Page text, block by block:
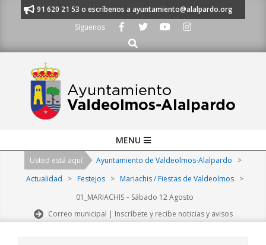
al 91 620 21 53 o escríbenos a ayuntamiento@alalpardo.org
Síguenos
Buscar
Navigation
MENU
Usted está aquí Ayuntamiento de Valdeolmos-Alalpardo
>
Actualidad
> Festejos > Mariachis / Fiestas de Valdeolmos >
01_MARIACHIS – Sábado 12 Agosto
Correo municipal | Inscríbete y recibe noticias y avisos